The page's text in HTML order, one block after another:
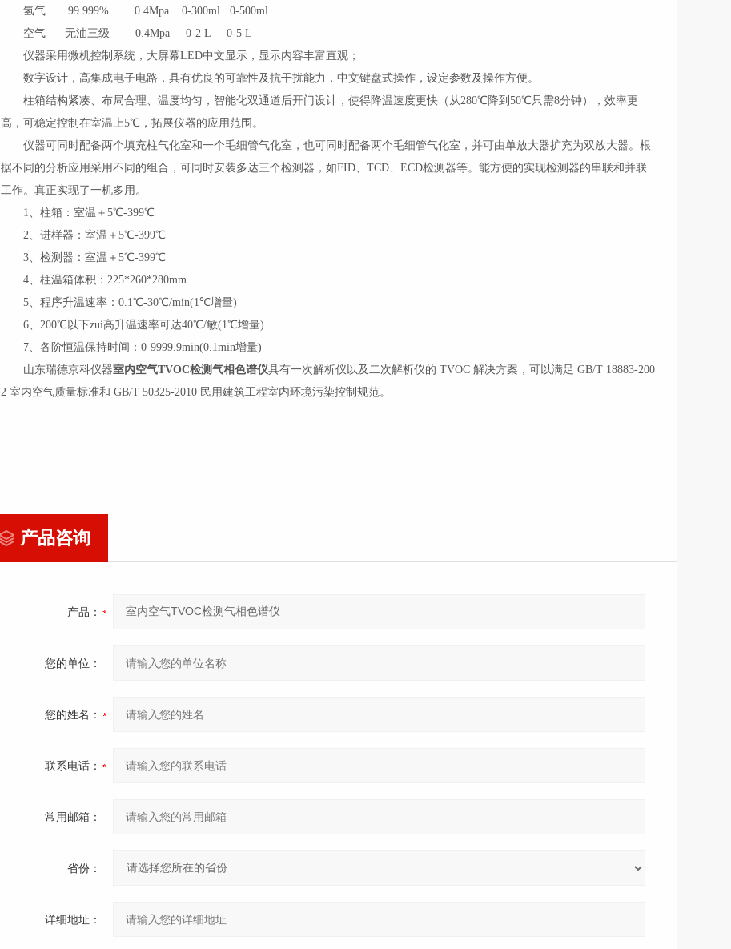
氢气 99.999% 0.4Mpa 0-300ml 0-500ml
空气 无油三级 0.4Mpa 0-2 L 0-5 L
仪器采用微机控制系统，大屏幕LED中文显示，显示内容丰富直观；
数字设计，高集成电子电路，具有优良的可靠性及抗干扰能力，中文键盘式操作，设定参数及操作方便。
柱箱结构紧凑、布局合理、温度均匀，智能化双通道后开门设计，使得降温速度更快（从280℃降到50℃只需8分钟），效率更
高，可稳定控制在室温上5℃，拓展仪器的应用范围。
仪器可同时配备两个填充柱气化室和一个毛细管气化室，也可同时配备两个毛细管气化室，并可由单放大器扩充为双放大器。根
据不同的分析应用采用不同的组合，可同时安装多达三个检测器，如FID、TCD、ECD检测器等。能方便的实现检测器的串联和并联
工作。真正实现了一机多用。
1、柱箱：室温＋5℃-399℃
2、进样器：室温＋5℃-399℃
3、检测器：室温＋5℃-399℃
4、柱温箱体积：225*260*280mm
5、程序升温速率：0.1℃-30℃/min(1℃增量)
6、200℃以下zui高升温速率可达40℃/敏(1℃增量)
7、各阶恒温保持时间：0-9999.9min(0.1min增量)
山东瑞德京科仪器室内空气TVOC检测气相色谱仪具有一次解析仪以及二次解析仪的 TVOC 解决方案，可以满足 GB/T 18883-200
2 室内空气质量标准和 GB/T 50325-2010 民用建筑工程室内环境污染控制规范。
产品咨询
产品：
您的单位：
您的姓名：
联系电话：
常用邮箱：
省份：
详细地址：